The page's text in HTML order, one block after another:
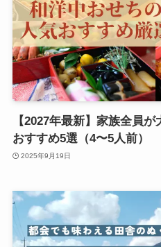
【2027年最新】家族全員
おすすめ5選（4〜5人前）
2025年9月19日